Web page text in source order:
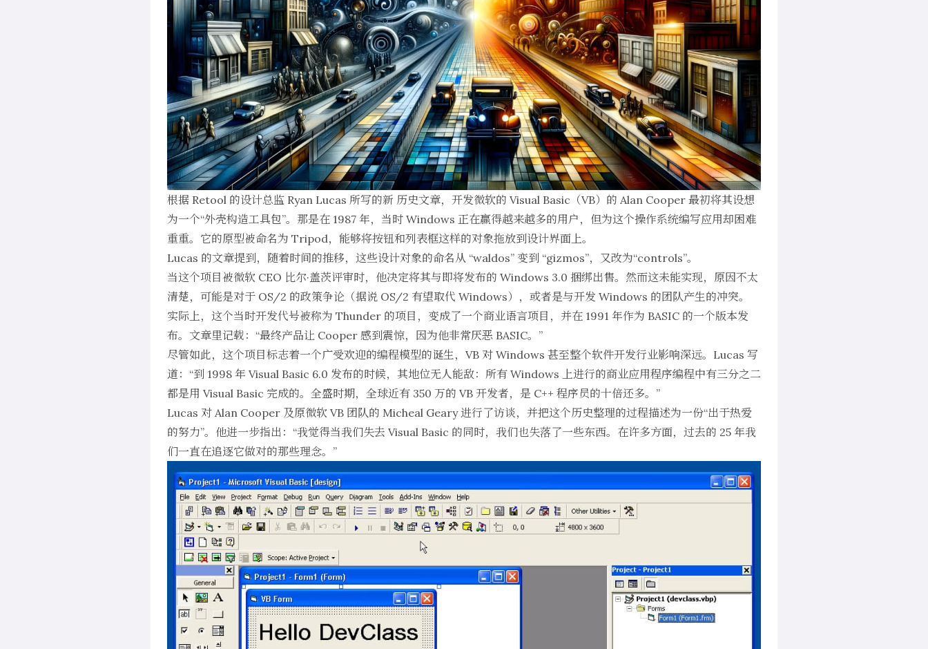
根据 Retool 的设计总监 Ryan Lucas 所写的新 历史文章，开发微软的 Visual Basic（VB）的 Alan Cooper 最初将其设想
为一个“外壳构造工具包”。那是在 1987 年，当时 Windows 正在赢得越来越多的用户，但为这个操作系统编写应用却困难
重重。它的原型被命名为 Tripod，能够将按钮和列表框这样的对象拖放到设计界面上。
Lucas 的文章提到，随着时间的推移，这些设计对象的命名从 “waldos” 变到 “gizmos”，又改为“controls”。
当这个项目被微软 CEO 比尔·盖茨评审时，他决定将其与即将发布的 Windows 3.0 捆绑出售。然而这未能实现，原因不太
清楚，可能是对于 OS/2 的政策争论（据说 OS/2 有望取代 Windows），或者是与开发 Windows 的团队产生的冲突。
实际上，这个当时开发代号被称为 Thunder 的项目，变成了一个商业语言项目，并在 1991 年作为 BASIC 的一个版本发
布。文章里记载：“最终产品让 Cooper 感到震惊，因为他非常厌恶 BASIC。”
尽管如此，这个项目标志着一个广受欢迎的编程模型的诞生，VB 对 Windows 甚至整个软件开发行业影响深远。Lucas 写
道：“到 1998 年 Visual Basic 6.0 发布的时候，其地位无人能敌：所有 Windows 上进行的商业应用程序编程中有三分之二
都是用 Visual Basic 完成的。全盛时期，全球近有 350 万的 VB 开发者，是 C++ 程序员的十倍还多。”
Lucas 对 Alan Cooper 及原微软 VB 团队的 Micheal Geary 进行了访谈，并把这个历史整理的过程描述为一份“出于热爱
的努力”。他进一步指出：“我觉得当我们失去 Visual Basic 的同时，我们也失落了一些东西。在许多方面，过去的 25 年我
们一直在追逐它做对的那些理念。”